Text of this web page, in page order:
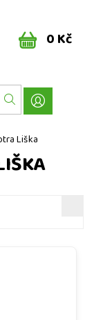
0 Kč
Liška
20 cm